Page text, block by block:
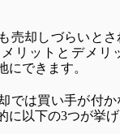
売却しづらいと
リットとデメリ
にできます。
では買い手が付
に以下の3つが挙げ